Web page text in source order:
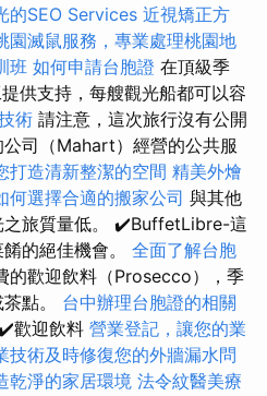
的SEO Services 近視矯正方
園滅鼠服務，專業處理桃園地
班 如何申請台胞證 在頂級季
供支持，每艘觀光船都可以容
術 請注意，這次旅行沒有公開
司（Mahart）經營的公共服
打造清新整潔的空間 精美外燴
何選擇合適的搬家公司 與其他
之旅質量低。 ✔️BuffetLibre-這
的絕佳機會。 全面了解台胞
的歡迎飲料（Prosecco），季
點。 台中辦理台胞證的相關
歡迎飲料 營業登記，讓您的業
技術及時修復您的外牆漏水問
乾淨的家居環境 法令紋醫美療